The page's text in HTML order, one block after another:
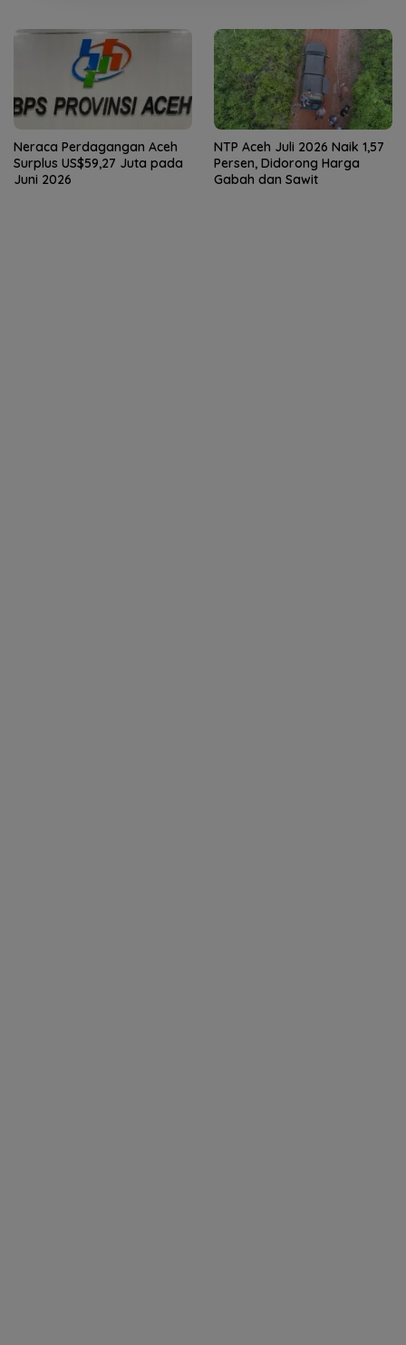
Neraca Perdagangan Aceh
Surplus US$59,27 Juta pada
Juni 2026
NTP Aceh Juli 2026 Naik 1,57
Persen, Didorong Harga
Gabah dan Sawit